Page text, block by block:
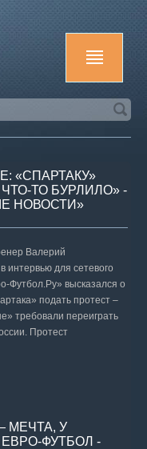
«СПАРТАКУ»
ТО БУРЛИЛО» -
НОВОСТИ»
Валерий
интервью для сетевого
Футбол.Ру» высказался о
подать протест –
требовали переиграть
Протест
МЕЧТА, У
ФУТБОЛ -